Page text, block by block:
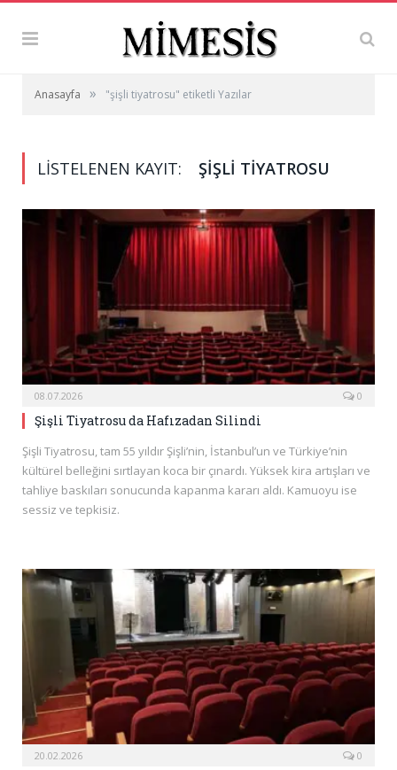
Anasayfa » "şişli tiyatrosu" etiketli Yazılar
LISTELENEN KAYIT: ŞIŞLI TIYATROSU
08.07.2026 0
Şişli Tiyatrosu da Hafızadan Silindi
Şişli Tiyatrosu, tam 55 yıldır Şişli’nin, İstanbul’un ve Türkiye’nin
kültürel belleğini sırtlayan koca bir çınardı. Yüksek kira artışları ve
tahliye baskıları sonucunda kapanma kararı aldı. Kamuoyu ise
sessiz ve tepkisiz.
20.02.2026 0